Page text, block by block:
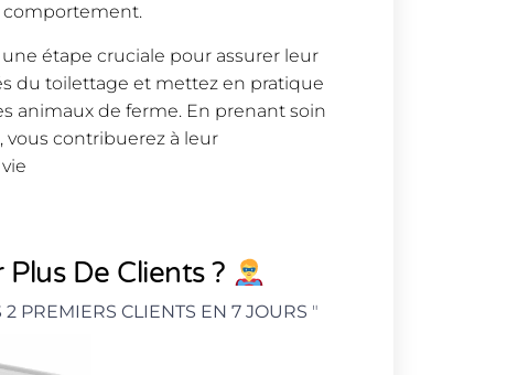
comportement.
étape cruciale pour assurer leur
du toilettage et mettez en pratique
animaux de ferme. En prenant soin
vous contribuerez à leur
De Clients ?
2 PREMIERS CLIENTS EN 7 JOURS "